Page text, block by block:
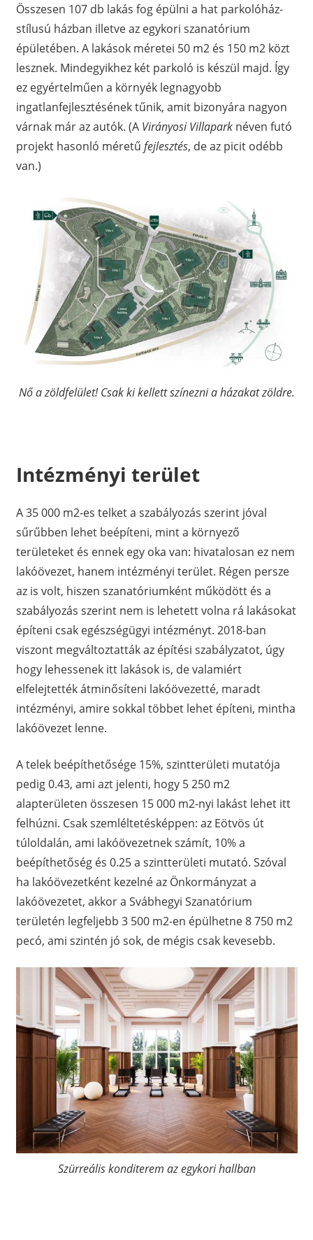
Összesen 107 db lakás fog épülni a hat parkolóház-
stílusú házban illetve az egykori szanatórium
épületében. A lakások méretei 50 m2 és 150 m2 közt
lesznek. Mindegyikhez két parkoló is készül majd. Így
ez egyértelműen a környék legnagyobb
ingatlanfejlesztésének tűnik, amit bizonyára nagyon
várnak már az autók. (A Virányosi Villaparknéven futó
projekt hasonló méretű fejlesztés, de az picit odébb
van.)
Nő a zöldfelület! Csak ki kellett színezni a házakat zöldre.
Intézményi terület
A 35 000 m2-es telket a szabályozás szerint jóval
sűrűbben lehet beépíteni, mint a környező
területeket és ennek egy oka van: hivatalosan ez nem
lakóövezet, hanem intézményi terület. Régen persze
az is volt, hiszen szanatóriumként működött és a
szabályozás szerint nem is lehetett volna rá lakásokat
építeni csak egészségügyi intézményt. 2018-ban
viszont megváltoztatták az építési szabályzatot, úgy
hogy lehessenek itt lakások is, de valamiért
elfelejtették átminősíteni lakóövezetté, maradt
intézményi, amire sokkal többet lehet építeni, mintha
lakóövezet lenne.
A telek beépíthetősége 15%, szintterületi mutatója
pedig 0.43, ami azt jelenti, hogy 5 250 m2
alapterületen összesen 15 000 m2-nyi lakást lehet itt
felhúzni. Csak szemléltetésképpen: az Eötvös út
túloldalán, ami lakóövezetnek számít, 10% a
beépíthetőség és 0.25 a szintterületi mutató. Szóval
ha lakóövezetként kezelné az Önkormányzat a
lakóövezetet, akkor a Svábhegyi Szanatórium
területén legfeljebb 3 500 m2-en épülhetne 8 750 m2
pecó, ami szintén jó sok, de mégis csak kevesebb.
Szürreális konditerem az egykori hallban